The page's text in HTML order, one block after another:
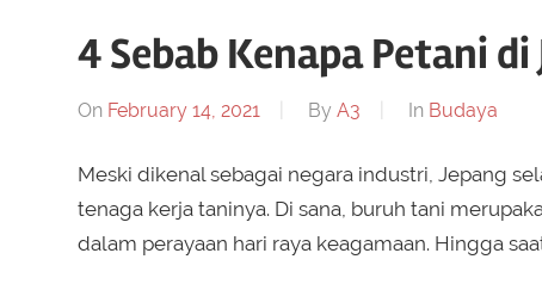
4 Sebab Kenapa Petani
On February 14, 2021 By A3 In Budaya
Meski dikenal sebagai negara industri, Jepang
tenaga kerja taninya. Di sana, buruh tani
dalam perayaan hari raya keagamaan. Hingga